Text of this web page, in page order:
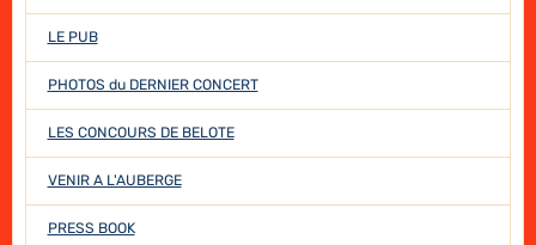
LE PUB
PHOTOS du DERNIER CONCERT
LES CONCOURS DE BELOTE
VENIR A L'AUBERGE
PRESS BOOK